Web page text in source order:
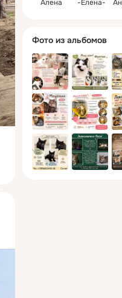
Алена -Елена-
Фото из альбомов